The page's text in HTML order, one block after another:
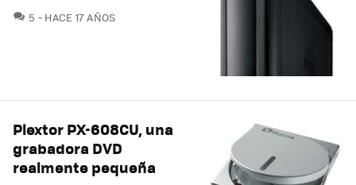
5 COMENTARIOS
HACE 17 AÑOS
Plextor PX-608CU, una
grabadora DVD
realmente pequeña